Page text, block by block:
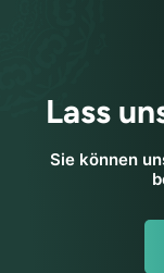
Lass
Sie können